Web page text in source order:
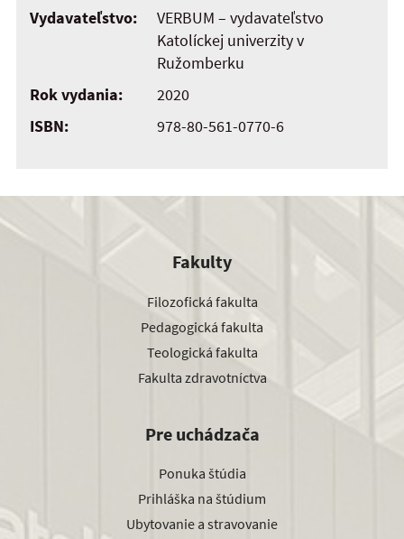
Vydavateľstvo:
VERBUM – vydavateľstvo
Katolíckej univerzity v
Ružomberku
Rok vydania:
2020
ISBN:
978-80-561-0770-6
Fakulty
Filozofická fakulta
Pedagogická fakulta
Teologická fakulta
Fakulta zdravotníctva
Pre uchádzača
Ponuka štúdia
Prihláška na štúdium
Ubytovanie a stravovanie